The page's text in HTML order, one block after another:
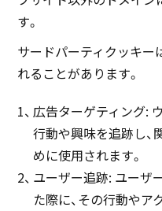
す。
サードパーティクッキー
れることがあります。
広告ターゲティング:
行動や興味を追跡し
めに使用されます。
ユーザー追跡: ユーザ
た際に、その行動や